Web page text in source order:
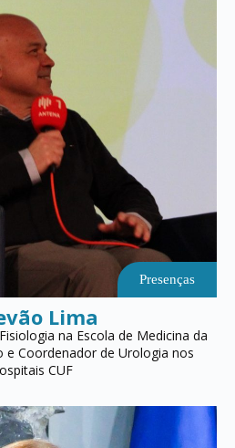
Presenças
Lima
na Escola de Medicina da
e Coordenador de Urologia nos
CUF